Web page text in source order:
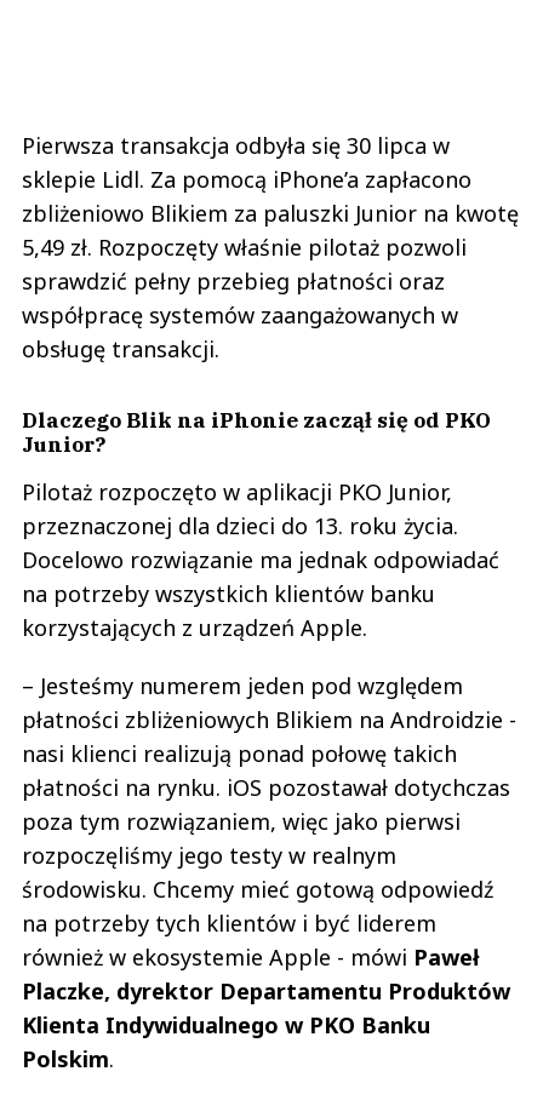
Pierwsza transakcja odbyła się 30 lipca w
sklepie Lidl. Za pomocą iPhone’a zapłacono
zbliżeniowo Blikiem za paluszki Junior na kwotę
5,49 zł. Rozpoczęty właśnie pilotaż pozwoli
sprawdzić pełny przebieg płatności oraz
współpracę systemów zaangażowanych w
obsługę transakcji.
Dlaczego Blik na iPhonie zaczął się od PKO
Junior?
Pilotaż rozpoczęto w aplikacji PKO Junior,
przeznaczonej dla dzieci do 13. roku życia.
Docelowo rozwiązanie ma jednak odpowiadać
na potrzeby wszystkich klientów banku
korzystających z urządzeń Apple.
– Jesteśmy numerem jeden pod względem
płatności zbliżeniowych Blikiem na Androidzie -
nasi klienci realizują ponad połowę takich
płatności na rynku. iOS pozostawał dotychczas
poza tym rozwiązaniem, więc jako pierwsi
rozpoczęliśmy jego testy w realnym
środowisku. Chcemy mieć gotową odpowiedź
na potrzeby tych klientów i być liderem
również w ekosystemie Apple - mówi Paweł
Placzke, dyrektor Departamentu Produktów
Klienta Indywidualnego w PKO Banku
Polskim.